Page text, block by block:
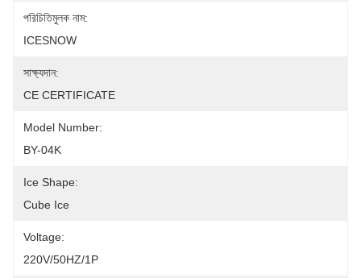
পরিচিতিমুলক নাম:
ICESNOW
সাক্ষ্যদান:
CE CERTIFICATE
Model Number:
BY-04K
Ice Shape:
Cube Ice
Voltage:
220V/50HZ/1P